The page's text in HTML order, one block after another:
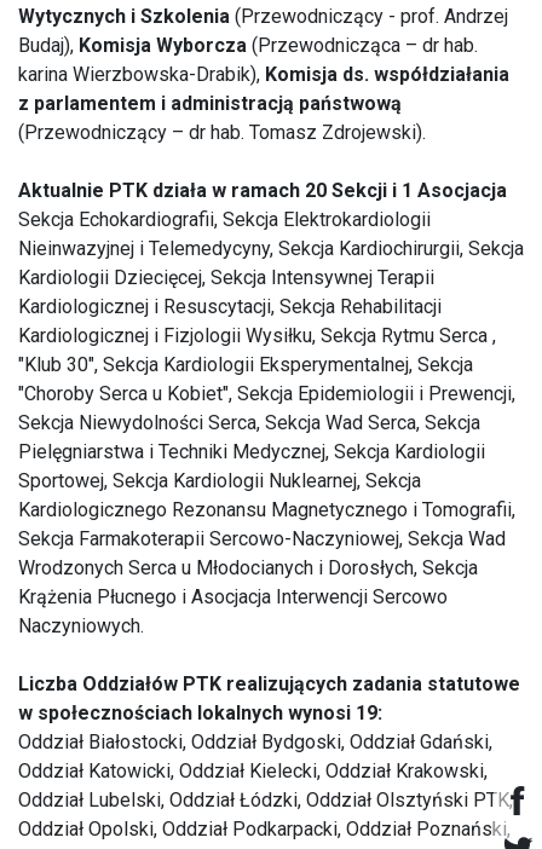
Wytycznych i Szkolenia (Przewodniczący - prof. Andrzej
Budaj), Komisja Wyborcza (Przewodnicząca – dr hab.
karina Wierzbowska-Drabik), Komisja ds. współdziałania
z parlamentem i administracją państwową
(Przewodniczący – dr hab. Tomasz Zdrojewski).
Aktualnie PTK działa w ramach 20 Sekcji i 1 Asocjacja
Sekcja Echokardiografii, Sekcja Elektrokardiologii
Nieinwazyjnej i Telemedycyny, Sekcja Kardiochirurgii, Sekcja
Kardiologii Dziecięcej, Sekcja Intensywnej Terapii
Kardiologicznej i Resuscytacji, Sekcja Rehabilitacji
Kardiologicznej i Fizjologii Wysiłku, Sekcja Rytmu Serca ,
"Klub 30", Sekcja Kardiologii Eksperymentalnej, Sekcja
"Choroby Serca u Kobiet", Sekcja Epidemiologii i Prewencji,
Sekcja Niewydolności Serca, Sekcja Wad Serca, Sekcja
Pielęgniarstwa i Techniki Medycznej, Sekcja Kardiologii
Sportowej, Sekcja Kardiologii Nuklearnej, Sekcja
Kardiologicznego Rezonansu Magnetycznego i Tomografii,
Sekcja Farmakoterapii Sercowo-Naczyniowej, Sekcja Wad
Wrodzonych Serca u Młodocianych i Dorosłych, Sekcja
Krążenia Płucnego i Asocjacja Interwencji Sercowo
Naczyniowych.
Liczba Oddziałów PTK realizujących zadania statutowe
w społecznościach lokalnych wynosi 19:
Oddział Białostocki, Oddział Bydgoski, Oddział Gdański,
Oddział Katowicki, Oddział Kielecki, Oddział Krakowski,
Oddział Lubelski, Oddział Łódzki, Oddział Olsztyński PTK,
Oddział Opolski, Oddział Podkarpacki, Oddział Poznański,